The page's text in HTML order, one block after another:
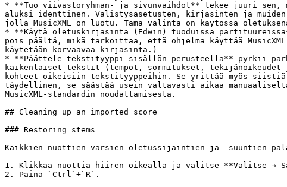
* **Tuo viivastoryhmän- ja sivunvaihdot** tekee juuri
aluksi identtinen. Välistysasetusten, kirjasinten ja
jolla MusicXML on luotu. Tämä valinta on käytössä
* **Käytä oletuskirjasinta (Edwin) tuoduissa
pois päältä, mikä tarkoittaa, että ohjelma käyttää
käytetään korvaavaa kirjasinta.)
* **Päättele tekstityyppi sisällön perusteella** pyrkii
kaikenlaiset tekstit (tempot, sormitukset,
kohteet oikeisiin tekstityyppeihin. Se yrittää myös siistiä
täydellinen, se säästää usein valtavasti aikaa
MusicXML-standardin noudattamisesta.
## Cleaning up an imported score
### Restoring stems
Kaikkien nuottien varsien oletussijaintien ja -suuntien
1. Klikkaa nuottia hiiren oikealla ja valitse **Valitse →
2. Paina `Ctrl`+`R`.